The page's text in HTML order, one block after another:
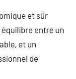
et sûr
équilibre entre un
et un
de